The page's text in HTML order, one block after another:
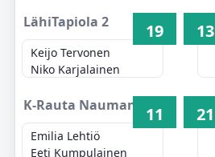
LähiTapiola 2
Keijo Tervonen
Niko Karjalainen
19 13
K-Rauta Naumanen 3
Emilia Lehtiö
Eeti Kumpulainen
11 21